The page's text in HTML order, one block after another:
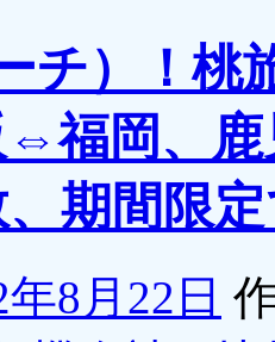
チ）！桃
⇔福岡、
、期間限
年8月22日